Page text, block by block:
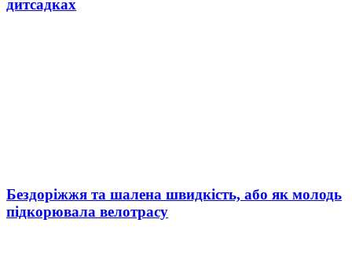
дитсадках
Бездоріжжя та шалена швидкість, або як молодь
підкорювала велотрасу